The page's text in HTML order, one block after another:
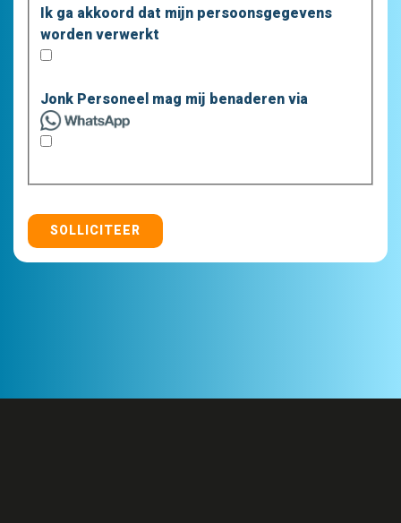
Ik ga akkoord dat mijn persoonsgegevens
worden verwerkt
Jonk Personeel mag mij benaderen via
SOLLICITEER